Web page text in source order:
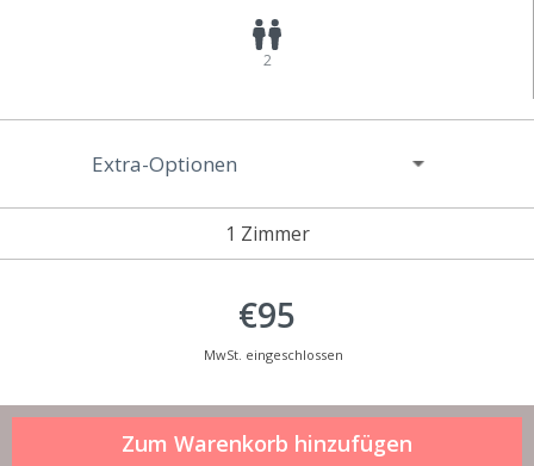
2
1 Zimmer
Extra-Optionen
€95
MwSt. eingeschlossen